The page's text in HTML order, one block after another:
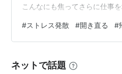
こんなにも焦ってさらに仕事
か困ったことがあれば家族、
しょう。自分でやりくりをし
私自身を落ち着かせます。さ
#ストレス発散 #開き直る #
ネットで話題